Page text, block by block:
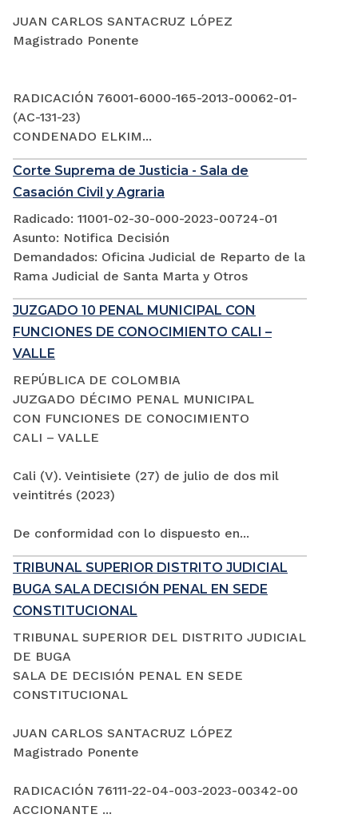
JUAN CARLOS SANTACRUZ LÓPEZ
Magistrado Ponente
RADICACIÓN 76001-6000-165-2013-00062-01-
(AC-131-23)
CONDENADO ELKIM...
Corte Suprema de Justicia - Sala de
Casación Civil y Agraria
Radicado: 11001-02-30-000-2023-00724-01
Asunto: Notifica Decisión
Demandados: Oficina Judicial de Reparto de la
Rama Judicial de Santa Marta y Otros
JUZGADO 10 PENAL MUNICIPAL CON
FUNCIONES DE CONOCIMIENTO CALI –
VALLE
REPÚBLICA DE COLOMBIA
JUZGADO DÉCIMO PENAL MUNICIPAL
CON FUNCIONES DE CONOCIMIENTO
CALI – VALLE
Cali (V). Veintisiete (27) de julio de dos mil
veintitrés (2023)
De conformidad con lo dispuesto en...
TRIBUNAL SUPERIOR DISTRITO JUDICIAL
BUGA SALA DECISIÓN PENAL EN SEDE
CONSTITUCIONAL
TRIBUNAL SUPERIOR DEL DISTRITO JUDICIAL
DE BUGA
SALA DE DECISIÓN PENAL EN SEDE
CONSTITUCIONAL
JUAN CARLOS SANTACRUZ LÓPEZ
Magistrado Ponente
RADICACIÓN 76111-22-04-003-2023-00342-00
ACCIONANTE ...